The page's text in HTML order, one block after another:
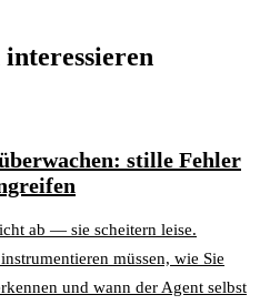
interessieren
stille Fehler
ab — sie scheitern leise.
müssen, wie Sie
und wann der Agent selbst